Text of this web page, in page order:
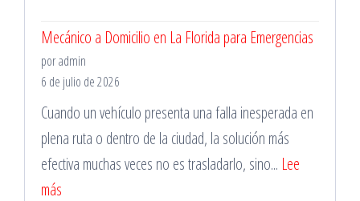
Mecánico
para
Vehículos
de
Mecánico a Domicilio en La Florida para Emergencias
por admin
6 de julio de 2026
Cuando un vehículo presenta una falla inesperada en
plena ruta o dentro de la ciudad, la solución más
efectiva muchas veces no es trasladarlo, sino... Lee
más